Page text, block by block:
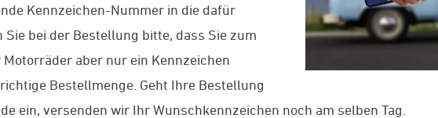
Kennzeichen-Nummer in die dafür
bei der Bestellung bitte, dass Sie zum
aber nur ein Kennzeichen
Bestellmenge. Geht Ihre Bestellung
ein, versenden wir Ihr Wunschkennzeichen noch am selben Tag.